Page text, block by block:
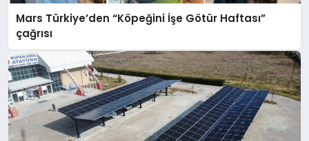
Mars Türkiye’den “Köpeğini İşe Götür Haftası”
çağrısı